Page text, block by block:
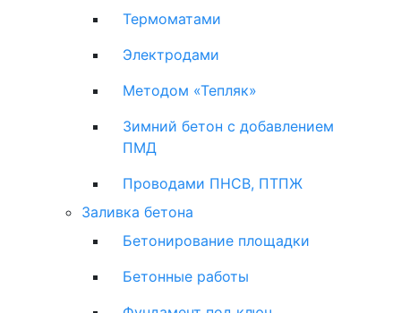
Термоматами
Электродами
Методом «Тепляк»
Зимний бетон с добавлением
ПМД
Проводами ПНСВ, ПТПЖ
Заливка бетона
Бетонирование площадки
Бетонные работы